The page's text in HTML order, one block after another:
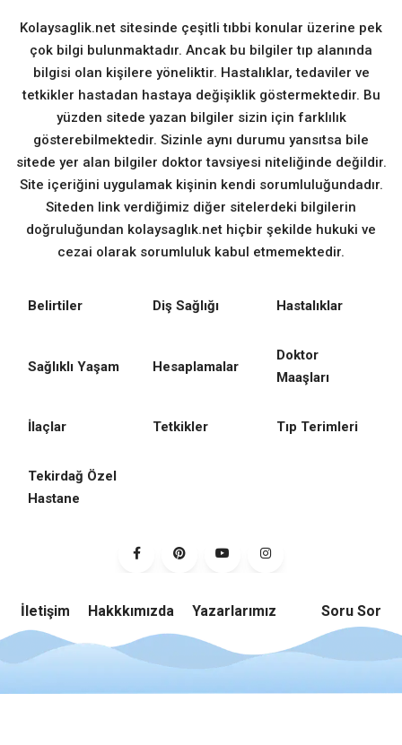
Kolaysaglik.net sitesinde çeşitli tıbbi konular üzerine pek
çok bilgi bulunmaktadır. Ancak bu bilgiler tıp alanında
bilgisi olan kişilere yöneliktir. Hastalıklar, tedaviler ve
tetkikler hastadan hastaya değişiklik göstermektedir. Bu
yüzden sitede yazan bilgiler sizin için farklılık
gösterebilmektedir. Sizinle aynı durumu yansıtsa bile
sitede yer alan bilgiler doktor tavsiyesi niteliğinde değildir.
Site içeriğini uygulamak kişinin kendi sorumluluğundadır.
Siteden link verdiğimiz diğer sitelerdeki bilgilerin
doğruluğundan kolaysaglık.net hiçbir şekilde hukuki ve
cezai olarak sorumluluk kabul etmemektedir.
Belirtiler Diş Sağlığı Hastalıklar
Sağlıklı Yaşam Hesaplamalar
Doktor
Maaşları
İlaçlar Tetkikler Tıp Terimleri
Tekirdağ Özel
Hastane
İletişim Hakkkımızda Yazarlarımız Soru Sor